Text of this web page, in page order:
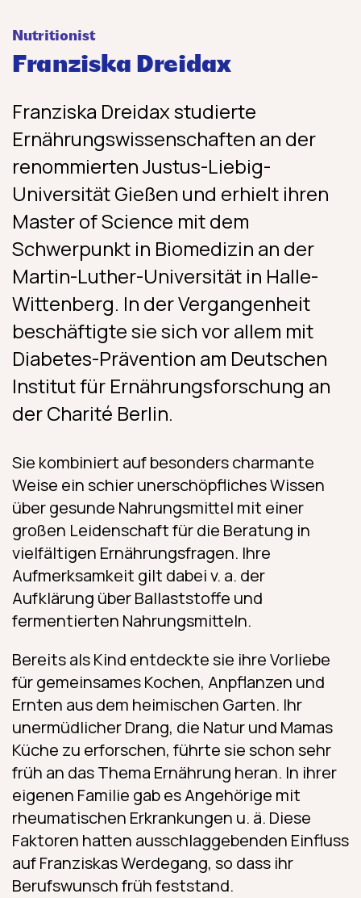
Nutritionist
Franziska Dreidax
Franziska Dreidax studierte
Ernährungswissenschaften an der
renommierten Justus-Liebig-
Universität Gießen und erhielt ihren
Master of Science mit dem
Schwerpunkt in Biomedizin an der
Martin-Luther-Universität in Halle-
Wittenberg. In der Vergangenheit
beschäftigte sie sich vor allem mit
Diabetes-Prävention am Deutschen
Institut für Ernährungsforschung an
der Charité Berlin.
Sie kombiniert auf besonders charmante
Weise ein schier unerschöpfliches Wissen
über gesunde Nahrungsmittel mit einer
großen Leidenschaft für die Beratung in
vielfältigen Ernährungsfragen. Ihre
Aufmerksamkeit gilt dabei v. a. der
Aufklärung über Ballaststoffe und
fermentierten Nahrungsmitteln.
Bereits als Kind entdeckte sie ihre Vorliebe
für gemeinsames Kochen, Anpflanzen und
Ernten aus dem heimischen Garten. Ihr
unermüdlicher Drang, die Natur und Mamas
Küche zu erforschen, führte sie schon sehr
früh an das Thema Ernährung heran. In ihrer
eigenen Familie gab es Angehörige mit
rheumatischen Erkrankungen u. ä. Diese
Faktoren hatten ausschlaggebenden Einfluss
auf Franziskas Werdegang, so dass ihr
Berufswunsch früh feststand.